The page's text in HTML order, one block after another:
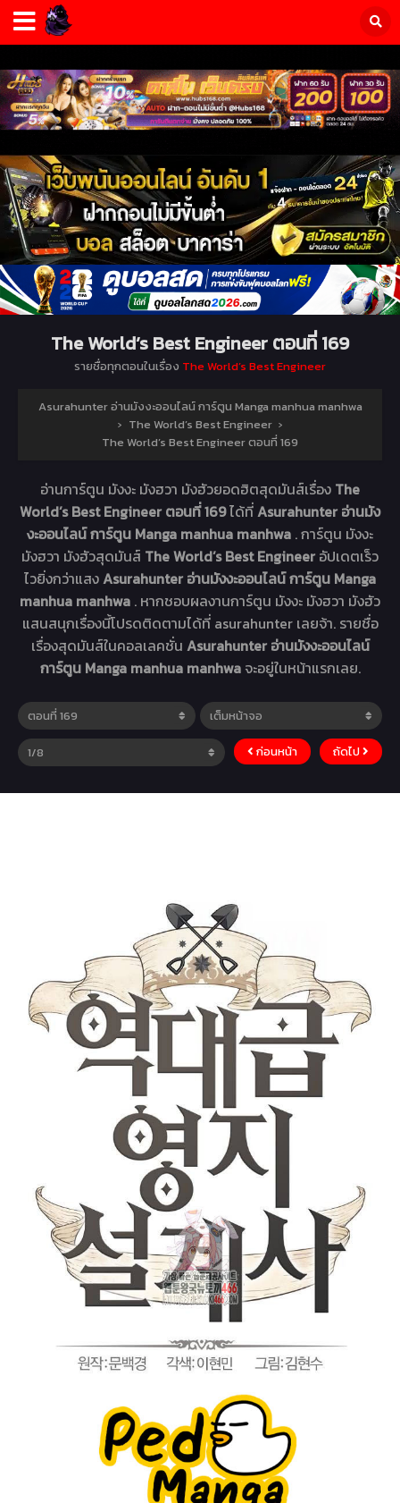
The World’s Best Engineer ตอนที่ 169
รายชื่อทุกตอนในเรื่อง The World’s Best Engineer
Asurahunter อ่านมังงะออนไลน์ การ์ตูน Manga manhua manhwa
› The World’s Best Engineer ›
The World’s Best Engineer ตอนที่ 169
อ่านการ์ตูน มังงะ มังฮวา มังฮัวยอดฮิตสุดมันส์เรื่อง The
World’s Best Engineer ตอนที่ 169ได้ที่Asurahunter อ่านมัง
งะออนไลน์ การ์ตูน Manga manhua manhwa . การ์ตูน มังงะ
มังฮวา มังฮัวสุดมันส์ The World’s Best Engineer อัปเดตเร็ว
ไวยิ่งกว่าแสงAsurahunter อ่านมังงะออนไลน์ การ์ตูน Manga
manhua manhwa . หากชอบผลงานการ์ตูน มังงะ มังฮวา มังฮัว
แสนสนุกเรื่องนี้โปรดติดตามได้ที่ asurahunter เลยจ้า. รายชื่อ
เรื่องสุดมันส์ในคอลเลคชั่น Asurahunter อ่านมังงะออนไลน์
การ์ตูน Manga manhua manhwa จะอยู่ในหน้าแรกเลย.
ก่อนหน้า ถัดไป